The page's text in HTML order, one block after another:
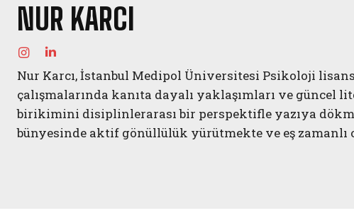
NUR KARCI
Nur Karcı, İstanbul Medipol Üniversitesi Psikoloji
çalışmalarında kanıta dayalı yaklaşımları ve güncel
birikimini disiplinlerarası bir perspektifle yazıya
bünyesinde aktif gönüllülük yürütmekte ve eş